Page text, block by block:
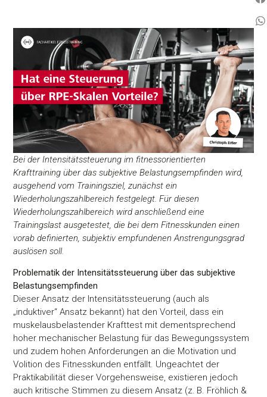
Bei der Intensitätssteuerung im fitnessorientierten
Krafttraining über das subjektive Belastungsempfinden wird,
ausgehend vom Trainingsziel, zunächst ein
Wiederholungszahlbereich festgelegt. Für diesen
Wiederholungszahlbereich wird anschließend eine
Trainingslast ausgetestet, die bei dem Fitnesskunden einen
vorab definierten, subjektiv empfundenen Anstrengungsgrad
auslösen soll.
Problematik der Intensitätssteuerung über das subjektive
Belastungsempfinden
Dieser Ansatz der Intensitätssteuerung (auch als
„induktiver“ Ansatz bekannt) hat den Vorteil, dass ein
muskelausbelastender Krafttest mit dementsprechend
hoher mechanischer Belastung für das Bewegungssystem
und zudem hohen Anforderungen an die Motivation und
Volition des Fitnesskunden entfällt. Ungeachtet der
Praktikabilität dieser Vorgehensweise, existieren jedoch
auch kritische Stimmen zu diesem Ansatz (z. B. Fröhlich &